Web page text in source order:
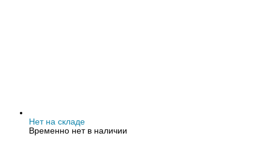
Нет на складе
Временно нет в наличии